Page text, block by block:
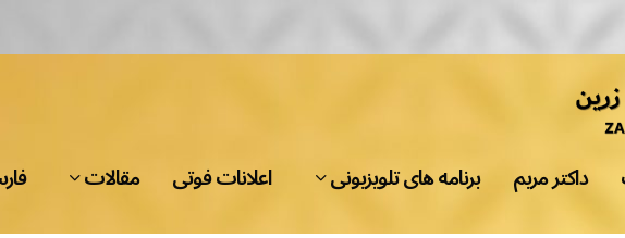
داکتر مریم برنامه های تلویزیونی اعلانات فوتی مقالات